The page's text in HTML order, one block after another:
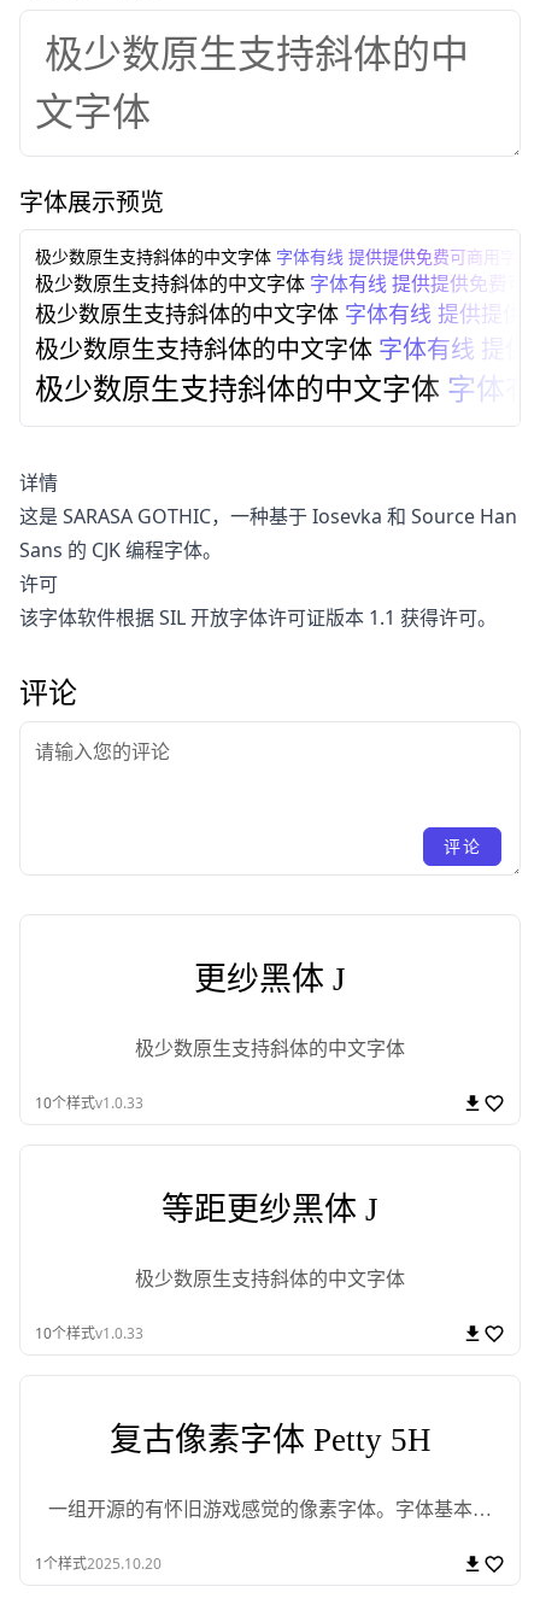
字体展示预览
极少数原生支持斜体的中文字体 字体有线 提供提供免费可商用字
极少数原生支持斜体的中文字体 字体有线 提供提供免费可
极少数原生支持斜体的中文字体 字体有线 提供提供
极少数原生支持斜体的中文字体 字体有线 提供
极少数原生支持斜体的中文字体 字体
详情
这是 SARASA GOTHIC，一种基于 Iosevka 和 Source Han
Sans 的 CJK 编程字体。
许可
该字体软件根据 SIL 开放字体许可证版本 1.1 获得许可。
评论
评论
更纱黑体 J
极少数原生支持斜体的中文字体
10个样式v1.0.33
等距更纱黑体 J
极少数原生支持斜体的中文字体
10个样式v1.0.33
复古像素字体 Petty 5H
一组开源的有怀旧游戏感觉的像素字体。字体基本上
1个样式2025.10.20